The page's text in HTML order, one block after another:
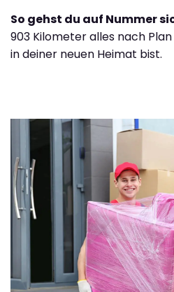
So gehst du auf Nummer
903 Kilometer alles nach
in deiner neuen Heimat bist.